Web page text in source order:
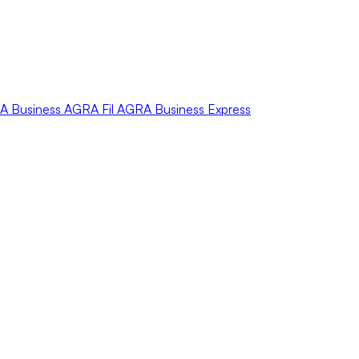
Business AGRA Fil AGRA Business Express